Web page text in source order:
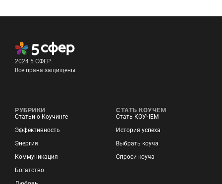
2024 5 СФЕР.
Все права защищены.
РУБРИКИ
Статьи о Коучинге
Эффективность
Энергия
Коммуникация
Богатство
СТАТЬ КОУЧЕМ
Стать КОУЧЕМ
История успеха
Выбрать коуча
Спроси коуча